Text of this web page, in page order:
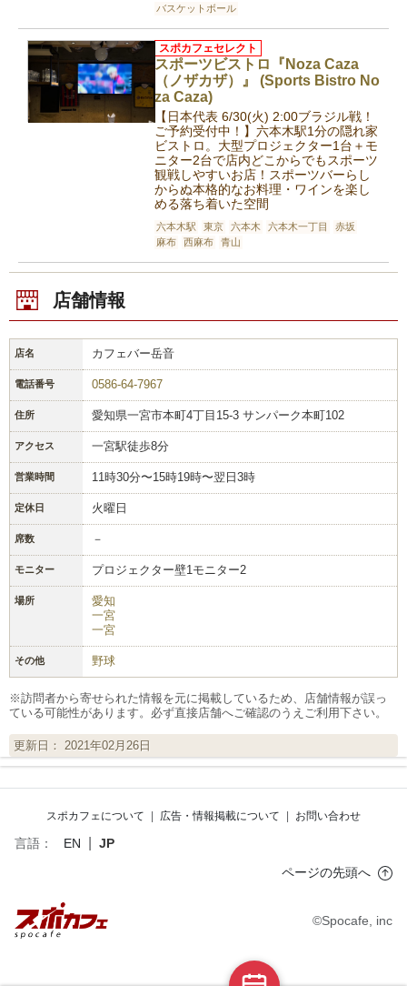
バスケットボール
スポーツビストロ『Noza Caza
（ノザカザ）』 (Sports Bistro No
za Caza)
スポカフェセレクト
【日本代表 6/30(火) 2:00ブラジル戦！
ご予約受付中！】六本木駅1分の隠れ家
ビストロ。大型プロジェクター1台＋モ
ニター2台で店内どこからでもスポーツ
観戦しやすいお店！スポーツバーらし
からぬ本格的なお料理・ワインを楽し
める落ち着いた空間
六本木駅 東京 六本木 六本木一丁目
赤坂
麻布
西麻布 青山
店舗情報
店名 カフェバー岳音
電話番号 0586-64-7967
住所 愛知県一宮市本町4丁目15-3 サンパーク本町102
アクセス 一宮駅徒歩8分
営業時間 11時30分〜15時19時〜翌日3時
定休日 火曜日
席数 －
モニター プロジェクター壁1モニター2
場所
愛知
一宮
一宮
その他 野球
※訪問者から寄せられた情報を元に掲載しているため、店舗情報が誤っ
ている可能性があります。必ず直接店舗へご確認のうえご利用下さい。
更新日： 2021年02月26日
スポカフェについて | 広告・情報掲載について | お問い合わせ
言語： EN
JP
ページの先頭へ
©Spocafe, inc